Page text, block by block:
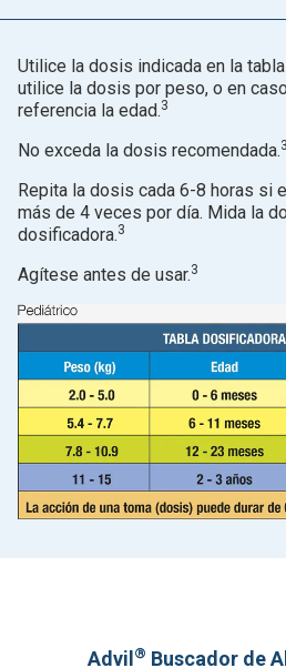
Utilice la dosis indicada en la
utilice la dosis por peso, o en
referencia la edad.3
No exceda la dosis recomendada.3
Repita la dosis cada 6-8 horas si
más de 4 veces por día. Mida la
dosificadora.3
Agítese antes de usar.3
Advil ® Buscador de